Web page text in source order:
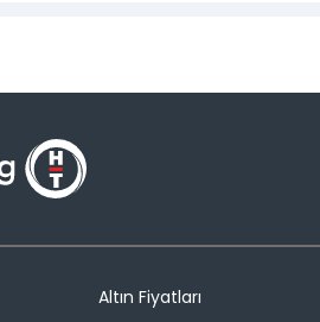
Altın Fiyatları